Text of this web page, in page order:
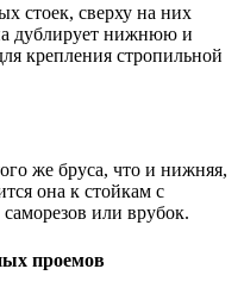
стоек, сверху на них
дублирует нижнюю и
крепления стропильной
же бруса, что и нижняя,
она к стойкам с
или врубок.
проемов